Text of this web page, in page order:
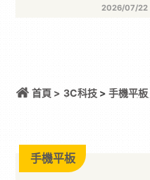
2026/07/22
首頁 > 3C科技> 手機平板
手機平板